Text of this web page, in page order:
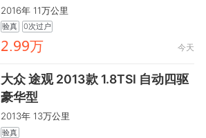
2016年 11万公里
验真 0次过户
龤.龒龒万 今天
大众 途观 2013款 1.8TSI 自动四驱
豪华型
2013年 13万公里
验真